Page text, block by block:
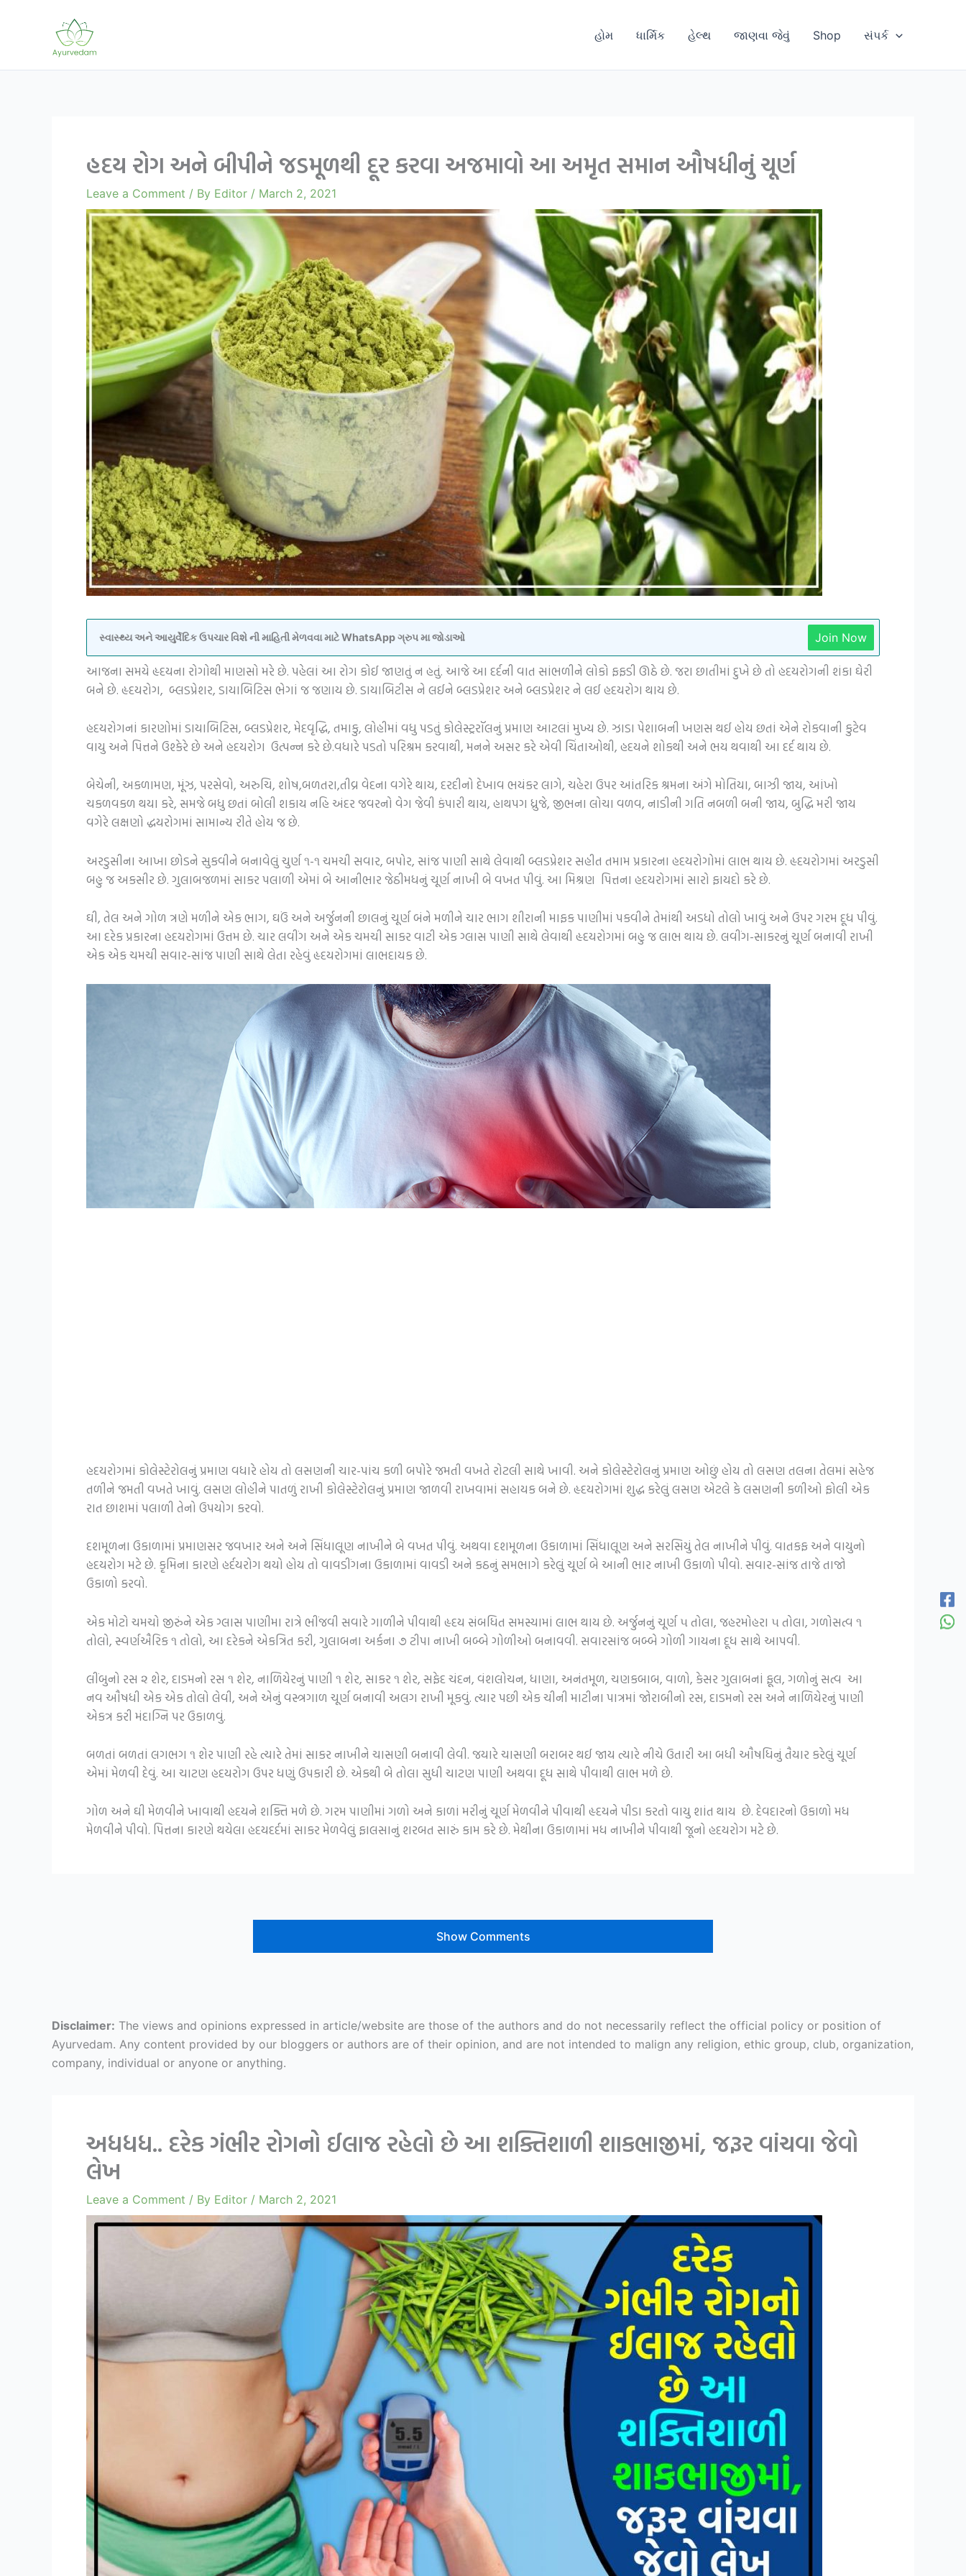
હોમ ધાર્મિક હેલ્થ જાણવા જેવું Shop સંપર્ક
હદય રોગ અને બીપીને જડમૂળથી દૂર કરવા અજમાવો આ અમૃત સમાન ઔષધીનું ચૂર્ણ
Leave a Comment / By Editor / March 2, 2021
સ્વાસ્થ્ય અને આયુર્વેદિક ઉપચાર વિશે ની માહિતી મેળવવા માટે WhatsApp ગ્રુપ મા જોડાઓ Join Now
આજના સમયે હૃદયના રોગોથી માણસો મરે છે. પહેલાં આ રોગ કોઈ જાણતું ન હતું. આજે આ દર્દની વાત સાંભળીને લોકો ફફડી ઊઠે છે. જરા છાતીમાં દુખે છે તો હદયરોગની શંકા ઘેરી
બને છે. હૃદયરોગ, બ્લડપ્રેશર, ડાયાબિટિસ ભેગાં જ જણાય છે. ડાયાબિટીસ ને લઈને બ્લડપ્રેશર અને બ્લડપ્રેશર ને લઈ હદયરોગ થાય છે.
હદયરોગનાં કારણોમાં ડાયાબિટિસ, બ્લડપ્રેશર, મેદવૃદ્ધિ, તમાકુ, લોહીમાં વધુ પડતું કોલેસ્ટ્રરૉલનું પ્રમાણ આટલાં મુખ્ય છે. ઝાડા પેશાબની ખણસ થઈ હોય છતાં એને રોકવાની કુટેવ
વાયુ અને પિત્તને ઉશ્કેરે છે અને હદયરોગ ઉત્પન્ન કરે છે.વધારે પડતો પરિશ્રમ કરવાથી, મનને અસર કરે એવી ચિંતાઓથી, હદયને શોકથી અને ભય થવાથી આ દર્દ થાય છે.
બેચેની, અકળામણ, મૂંઝ, પરસેવો, અરુચિ, શોષ,બળતરા,તીવ્ર વેદના વગેરે થાય, દરદીનો દેખાવ ભયંકર લાગે, ચહેરા ઉપર આંતરિક શ્રમના અંગે મોતિયા, બાઝી જાય, આંખો
ચકળવકળ થયા કરે, સમજે બધુ છતાં બોલી શકાય નહિ અંદર જવરનો વેગ જેવી કંપારી થાય, હાથપગ ધ્રુજે, જીભના લોચા વળવ, નાડીની ગતિ નબળી બની જાય, બુદ્ધિ મરી જાય
વગેરે લક્ષણો દ્ધયરોગમાં સામાન્ય રીતે હોય જ છે.
અરડુસીના આખા છોડને સુકવીને બનાવેલું ચુર્ણ ૧-૧ ચમચી સવાર, બપોર, સાંજ પાણી સાથે લેવાથી બ્લડપ્રેશર સહીત તમામ પ્રકારના હદયરોગોમાં લાભ થાય છે. હૃદયરોગમાં અરડુસી
બહુ જ અકસીર છે. ગુલાબજળમાં સાકર પલાળી એમાં બે આનીભાર જેઠીમધનું ચૂર્ણ નાખી બે વખત પીવું. આ મિશ્રણ પિત્તના હદયરોગમાં સારો ફાયદો કરે છે.
ઘી, તેલ અને ગોળ ત્રણે મળીને એક ભાગ, ઘઉં અને અર્જુનની છાલનું ચૂર્ણ બંને મળીને ચાર ભાગ શીરાની માફક પાણીમાં પકવીને તેમાંથી અડધો તોલો ખાવું અને ઉપર ગરમ દૂધ પીવું.
આ દરેક પ્રકારના હદયરોગમાં ઉત્તમ છે. ચાર લવીંગ અને એક ચમચી સાકર વાટી એક ગ્લાસ પાણી સાથે લેવાથી હૃદયરોગમાં બહુ જ લાભ થાય છે. લવીંગ-સાકરનું ચૂર્ણ બનાવી રાખી
એક એક ચમચી સવાર-સાંજ પાણી સાથે લેતા રહેવું હૃદયરોગમાં લાભદાયક છે.
હદયરોગમાં કોલેસ્ટેરોલનું પ્રમાણ વધારે હોય તો લસણની ચાર-પાંચ કળી બપોરે જમતી વખતે રોટલી સાથે ખાવી. અને કોલેસ્ટેરોલનું પ્રમાણ ઓછું હોય તો લસણ તલના તેલમાં સહેજ
તળીને જમતી વખતે ખાવું. લસણ લોહીને પાતળું રાખી કોલેસ્ટેરોલનું પ્રમાણ જાળવી રાખવામાં સહાયક બને છે. હૃદયરોગમાં શુદ્ધ કરેલું લસણ એટલે કે લસણની કળીઓ ફોલી એક
રાત છાશમાં પલાળી તેનો ઉપયોગ કરવો.
દશમૂળના ઉકાળામાં પ્રમાણસર જવખાર અને અને સિંધાલૂણ નાખીને બે વખત પીવું. અથવા દશમૂળના ઉકાળામાં સિંધાલૂણ અને સરસિયું તેલ નાખીને પીવું. વાતકફ અને વાયુનો
હદયરોગ મટે છે. કૃમિના કારણે હર્દયરોગ થયો હોય તો વાવડીંગના ઉકાળામાં વાવડી અને કઠનું સમભાગે કરેલું ચૂર્ણ બે આની ભાર નાખી ઉકાળો પીવો. સવાર-સાંજ તાજે તાજો
ઉકાળો કરવો.
એક મોટો ચમચો જીરુંને એક ગ્લાસ પાણીમા રાત્રે ભીંજવી સવારે ગાળીને પીવાથી હૃદય સંબધિત સમસ્યામાં લાભ થાય છે. અર્જુનનું ચૂર્ણ ૫ તોલા, જહરમોહરા ૫ તોલા, ગળોસત્વ ૧
તોલો, સ્વર્ણઐરિક ૧ તોલો, આ દરેકને એકત્રિત કરી, ગુલાબના અર્કના ૭ ટીપા નાખી બબ્બે ગોળીઓ બનાવવી. સવારસાંજ બબ્બે ગોળી ગાયના દૂધ સાથે આપવી.
લીંબુનો રસ ૨ શેર, દાડમનો રસ ૧ શેર, નાળિયેરનું પાણી ૧ શેર, સાકર ૧ શેર, સફેદ ચંદન, વંશલોચન, ધાણા, અનંતમૂળ, ચણકબાબ, વાળો, કેસર ગુલાબનાં ફૂલ, ગળોનું સત્વ આ
નવ ઔષધી એક એક તોલો લેવી, અને એનું વસ્ત્રગાળ ચૂર્ણ બનાવી અલગ રાખી મૂકવું. ત્યાર પછી એક ચીની માટીના પાત્રમાં જોરાબીનો રસ, દાડમનો રસ અને નાળિયેરનું પાણી
એકત્ર કરી મંદાગ્નિ પર ઉકાળવું.
બળતાં બળતાં લગભગ ૧ શેર પાણી રહે ત્યારે તેમાં સાકર નાખીને ચાસણી બનાવી લેવી. જયારે ચાસણી બરાબર થઈ જાય ત્યારે નીચે ઉતારી આ બધી ઔષધિનું તૈયાર કરેલું ચૂર્ણ
એમાં મેળવી દેવું. આ ચાટણ હદયરોગ ઉપર ધણું ઉપકારી છે. એકથી બે તોલા સુધી ચાટણ પાણી અથવા દૂધ સાથે પીવાથી લાભ મળે છે.
ગોળ અને ઘી મેળવીને ખાવાથી હદયને શક્તિ મળે છે. ગરમ પાણીમાં ગળો અને કાળાં મરીનું ચૂર્ણ મેળવીને પીવાથી હૃદયને પીડા કરતો વાયુ શાંત થાય છે. દેવદારનો ઉકાળો મધ
મેળવીને પીવો. પિત્તના કારણે થયેલા હદયદર્દમાં સાકર મેળવેલું ફાલસાનું શરબત સારું કામ કરે છે. મેથીના ઉકાળામાં મધ નાખીને પીવાથી જૂનો હદયરોગ મટે છે.
Show Comments
Disclaimer: The views and opinions expressed in article/website are those of the authors and do not necessarily reflect the official policy or position of
Ayurvedam. Any content provided by our bloggers or authors are of their opinion, and are not intended to malign any religion, ethic group, club, organization,
company, individual or anyone or anything.
અધધધ.. દરેક ગંભીર રોગનો ઈલાજ રહેલો છે આ શક્તિશાળી શાકભાજીમાં, જરૂર વાંચવા જેવો
લેખ
Leave a Comment / By Editor / March 2, 2021